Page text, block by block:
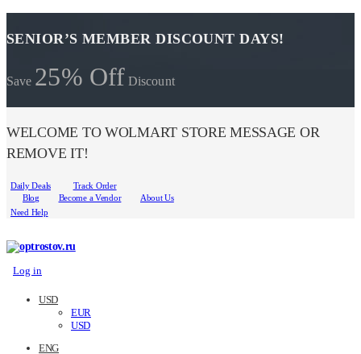
SENIOR’S MEMBER DISCOUNT DAYS!
Save 25% Off Discount
WELCOME TO WOLMART STORE MESSAGE OR
REMOVE IT!
Daily Deals
Track Order
Blog
Become a Vendor
About Us
Need Help
Log in
USD
EUR
USD
ENG